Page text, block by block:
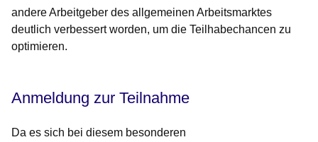
andere Arbeitgeber des allgemeinen Arbeitsmarktes
deutlich verbessert worden, um die Teilhabechancen zu
optimieren.
Anmeldung zur Teilnahme
Da es sich bei diesem besonderen